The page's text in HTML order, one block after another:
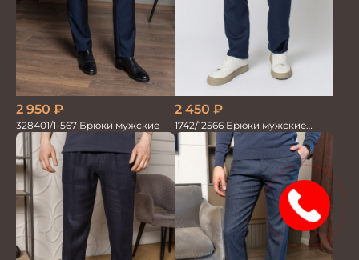
2 950 ₽
328401/1-567 Брюки мужские
2 450 ₽
1742/12566 Брюки мужские
100%лён т.синие
15%